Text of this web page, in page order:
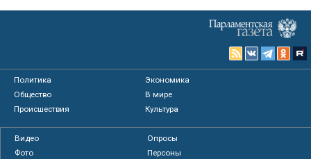
Политика
Экономика
Общество
В мире
Происшествия
Культура
Видео
Опросы
Фото
Персоны